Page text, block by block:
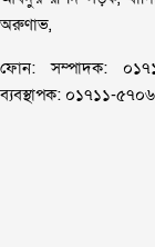
অরুণাভ,
ফোন: সম্পাদক:
ব্যবস্থাপক: ০১৭১১-